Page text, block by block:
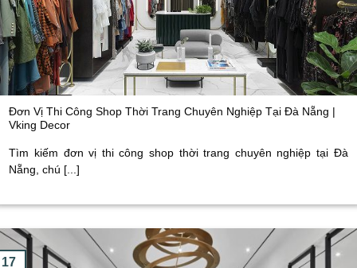
Đơn Vị Thi Công Shop Thời Trang Chuyên Nghiệp Tại Đà Nẵng |
Vking Decor
Tìm kiếm đơn vị thi công shop thời trang chuyên nghiệp tại Đà
Nẵng, chú [...]
17